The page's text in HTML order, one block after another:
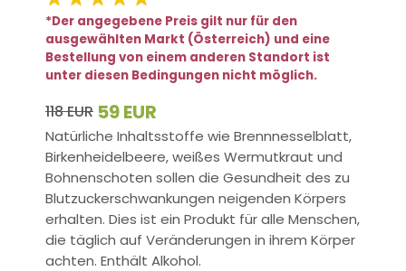
*Der angegebene Preis gilt nur für den
ausgewählten Markt (Österreich) und eine
Bestellung von einem anderen Standort ist
unter diesen Bedingungen nicht möglich.
118 EUR 59 EUR
Natürliche Inhaltsstoffe wie Brennnesselblatt,
Birkenheidelbeere, weißes Wermutkraut und
Bohnenschoten sollen die Gesundheit des zu
Blutzuckerschwankungen neigenden Körpers
erhalten. Dies ist ein Produkt für alle Menschen,
die täglich auf Veränderungen in ihrem Körper
achten. Enthält Alkohol.